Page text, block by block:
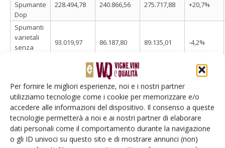
Per fornire le migliori esperienze, noi e i nostri partner
utilizziamo tecnologie come i cookie per memorizzare e/o
accedere alle informazioni del dispositivo. Il consenso a queste
tecnologie permetterà a noi e ai nostri partner di elaborare
dati personali come il comportamento durante la navigazione
o gli ID univoci su questo sito e di mostrare annunci (non)
Spumante
Dop
228.494,78 240.866,56 275.717,88 +20,7%
Spumanti
varietali
senza
93.019,97 86.187,80 89.135,01 -4,2%
fresche
(esclusi
varietali)
412.791,53
360.056,72
407.954,91 -1,2%